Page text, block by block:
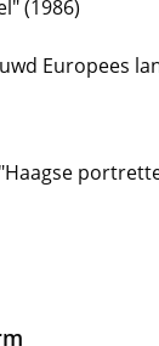
(1986)
Europees